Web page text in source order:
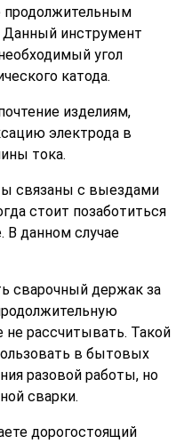
продолжительным
Данный инструмент
угол
катода.
изделиям,
электрода в
тока.
связаны с выездами
стоит позаботиться
В данном случае
сварочный держак за
рассчитывать. Такой
в бытовых
разовой работы, но
сварки.
дорогостоящий